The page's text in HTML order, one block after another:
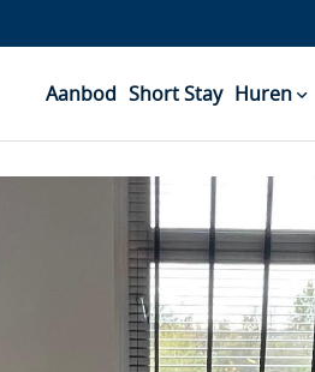
Aanbod Short Stay Huren